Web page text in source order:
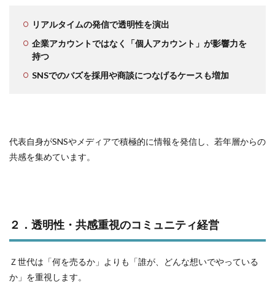
リアルタイムの発信で透明性を演出
企業アカウントではなく「個人アカウント」が影響力を
持つ
SNSでのバズを採用や商談につなげるケースも増加
代表自身がSNSやメディアで積極的に情報を発信し、若年層からの
共感を集めています。
２．透明性・共感重視のコミュニティ経営
Ｚ世代は「何を売るか」よりも「誰が、どんな想いでやっている
か」を重視します。